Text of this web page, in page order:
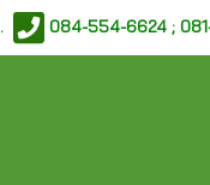
084-554-6624 ;